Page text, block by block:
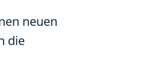
neuen
die